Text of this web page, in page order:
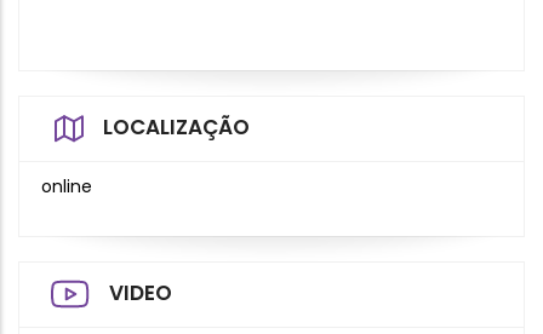
LOCALIZAÇÃO
online
VIDEO